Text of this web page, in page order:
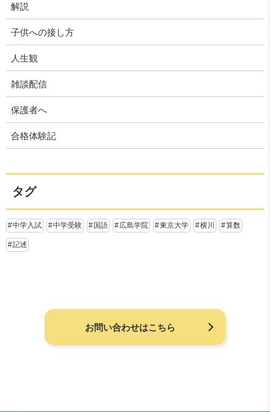
解説
子供への接し方
人生観
雑談配信
保護者へ
合格体験記
タグ
中学入試 中学受験 国語 広島学院 東京大学 横川 算数
記述
お問い合わせはこちら